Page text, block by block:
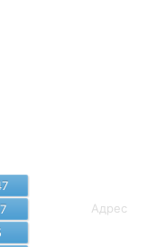
Адрес